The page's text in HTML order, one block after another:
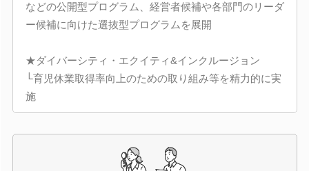
などの公開型プログラム、経営者候補や各部門のリーダ
ー候補に向けた選抜型プログラムを展開
★ダイバーシティ・エクイティ&インクルージョン
└育児休業取得率向上のための取り組み等を精力的に実
施